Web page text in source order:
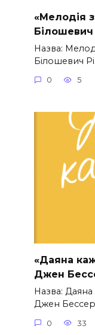
«Мелодія
Білошевич
Назва:
Білошевич
0 5
«Даяна
Джен
Назва:
Джен Бессер
0 33